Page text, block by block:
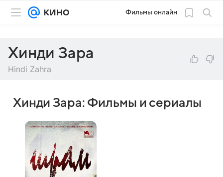
Фильмы онлайн
Хинди Зара
Hindi Zahra
Хинди Зара: Фильмы и сериалы